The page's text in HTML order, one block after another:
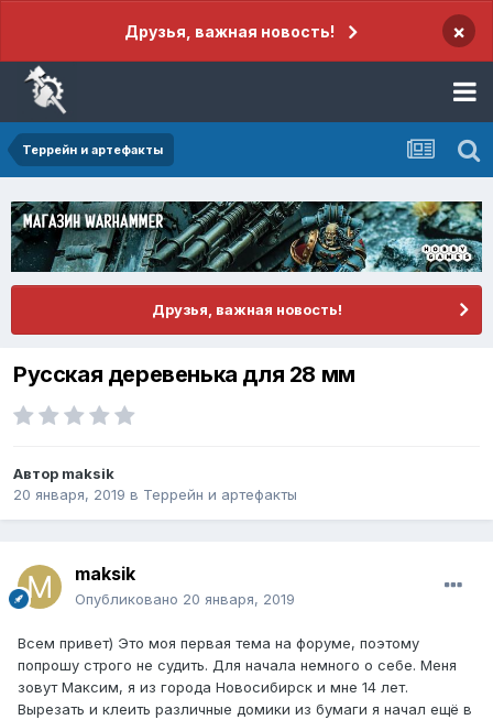
Друзья, важная новость! ×
Террейн и артефакты
Друзья, важная новость!
Русская деревенька для 28 мм
Автор maksik
20 января, 2019 в Террейн и артефакты
maksik
Опубликовано 20 января, 2019
Всем привет) Это моя первая тема на форуме, поэтому
попрошу строго не судить. Для начала немного о себе. Меня
зовут Максим, я из города Новосибирск и мне 14 лет.
Вырезать и клеить различные домики из бумаги я начал ещё в